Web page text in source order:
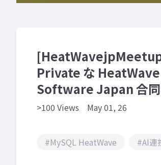
Private な HeatWave
Software Japan 合
>100 Views May 01, 26
#MySQL HeatWave #AI連